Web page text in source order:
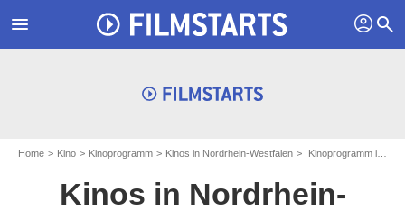
menu profil search
Home Kino Kinoprogramm Kinos in Nordrhein-Westfalen Kinoprogramm in Nordrhein-Westfalen - Seite 4
Kinos in Nordrhein-